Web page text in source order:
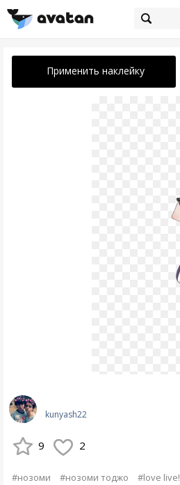
Применить наклейку
kunyash22
9 2
#нозоми #нозоми тоджо #love live!